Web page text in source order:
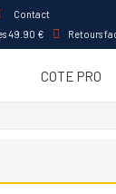
Contact
49.90 €
Retours